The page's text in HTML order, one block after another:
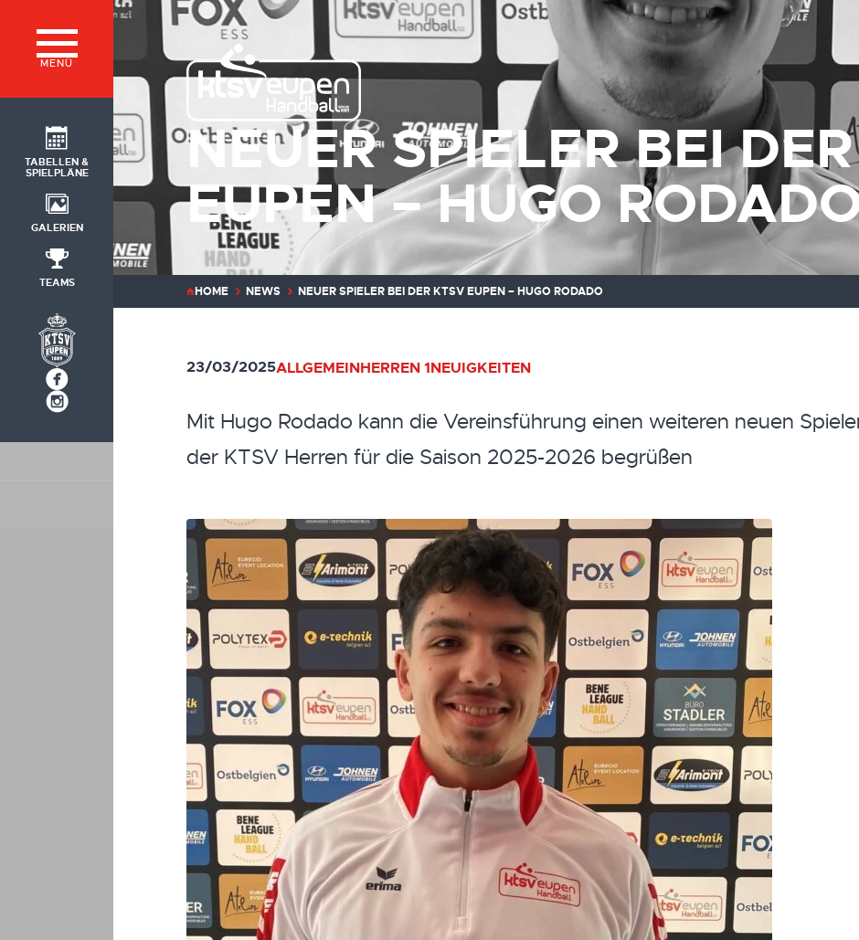
MENÜ
TABELLEN &
SPIELPLÄNE
GALERIEN
TEAMS
NEUER SPIELER BEI
EUPEN – HUGO
HOME NEWS NEUER SPIELER BEI DER KTSV EUPEN – HUGO RODADO
23/03/2025ALLGEMEINHERREN 1NEUIGKEITEN
Mit Hugo Rodado kann die Vereinsführung einen weiteren neuen
der KTSV Herren für die Saison 2025-2026 begrüßen